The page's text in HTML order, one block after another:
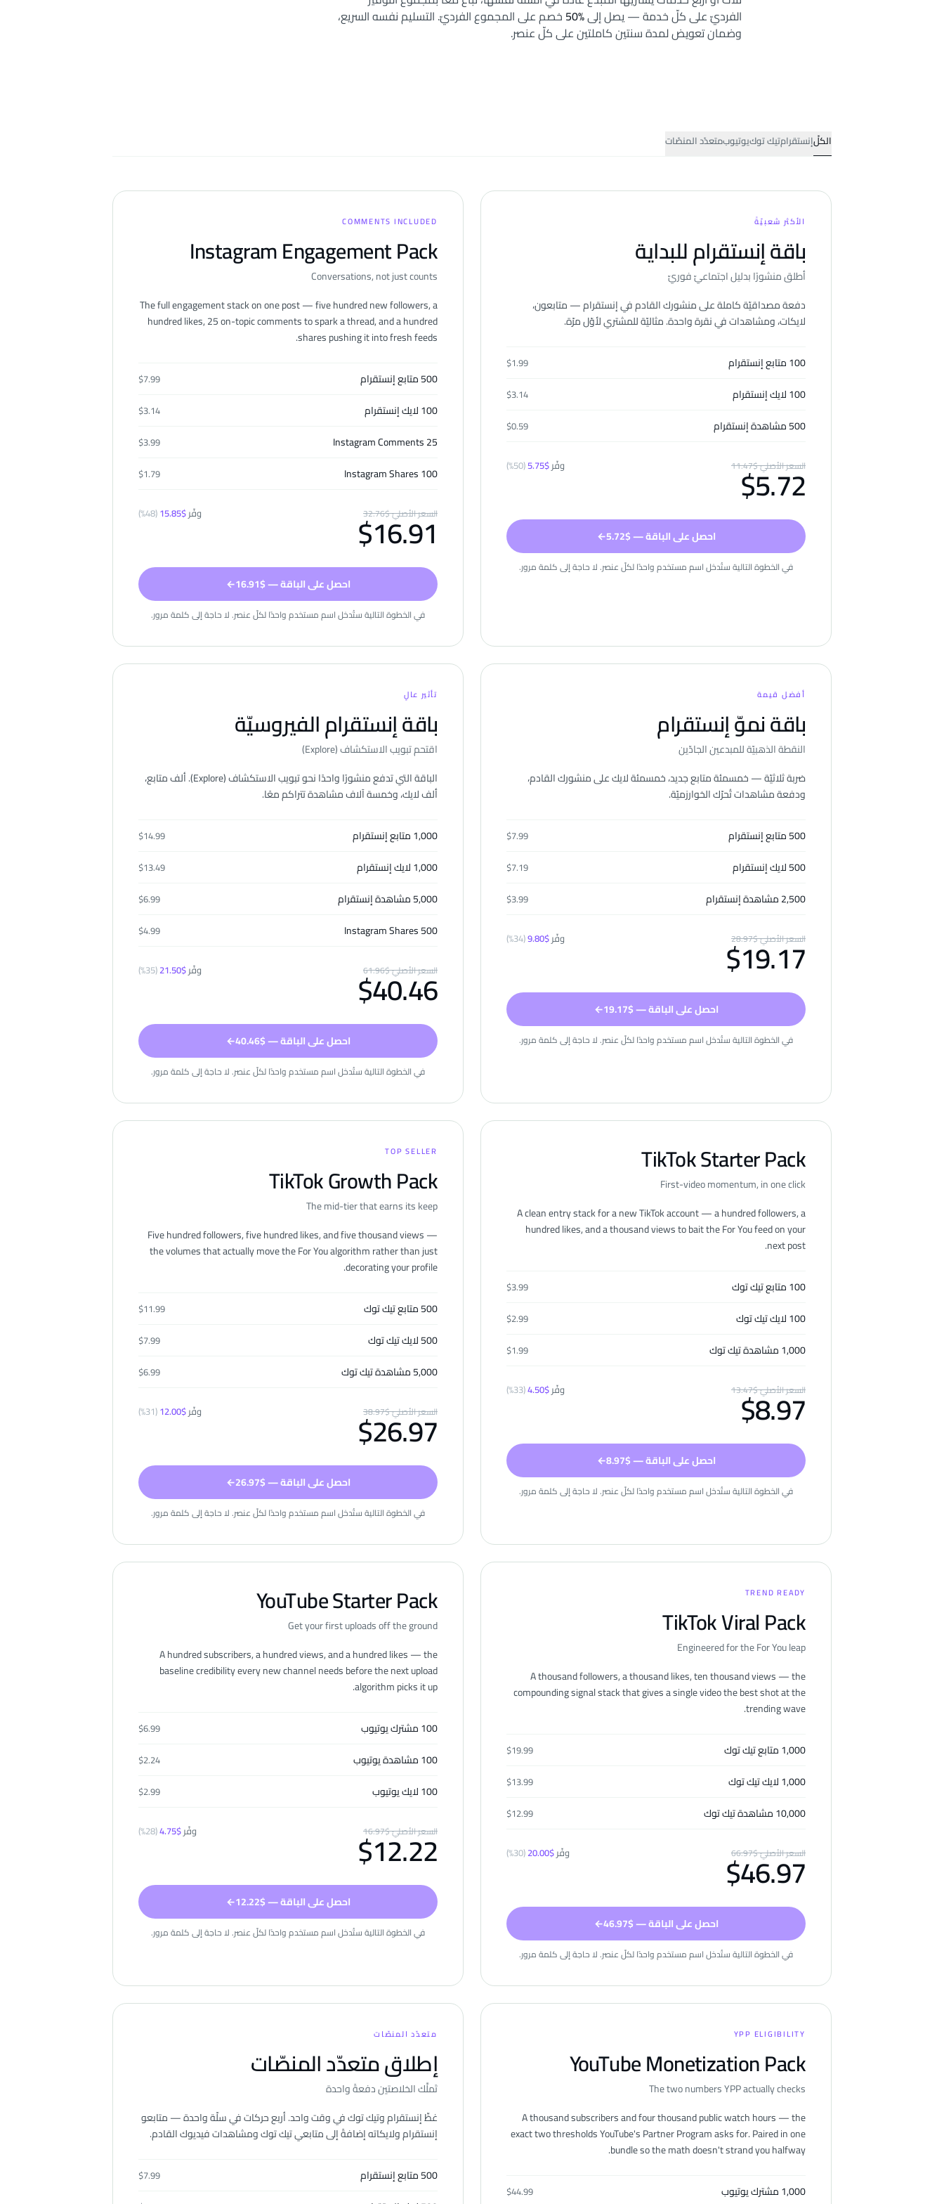
الفرديّ على كلّ خدمة — يصل إلى 50%
خصم على المجموع الفرديّ. التسليم نفسه السريع،
وضمان تعويض لمدة سنتين كاملتين على كلّ عنصر.
الكلّإنستقرامتيك توكيوتيوبمتعدّد المنصّات
الأكثر شعبيّةً
باقة إنستقرام للبداية
أطلق منشورًا بدليل اجتماعيّ فوريّ
دفعة مصداقيّة كاملة على منشورك القادم في إنستقرام — متابعون،
لايكات، ومشاهدات في نقرة واحدة. مثاليّة للمشتري لأوّل مرّة.
100 متابع إنستقرام $1.99
100 لايك إنستقرام $3.14
500 مشاهدة إنستقرام $0.59
السعر الأصليّ$
11.47
$5.72 وفّر$
5.75
(
50
%)
احصل على الباقة — $5.72 ←
في الخطوة التالية ستُدخل اسم مستخدم واحدًا لكلّ عنصر. لا حاجة إلى كلمة مرور.
COMMENTS INCLUDED
Instagram Engagement Pack
Conversations, not just counts
The full engagement stack on one post — five hundred new followers, a
hundred likes, 25 on-topic comments to spark a thread, and a hundred
shares pushing it into fresh feeds.
500 متابع إنستقرام $7.99
100 لايك إنستقرام $3.14
25 Instagram Comments
$3.99
100 Instagram Shares
$1.79
السعر الأصليّ$
32.76
$16.91 وفّر$
15.85
(
48
%)
احصل على الباقة — $16.91 ←
في الخطوة التالية ستُدخل اسم مستخدم واحدًا لكلّ عنصر. لا حاجة إلى كلمة مرور.
أفضل قيمة
باقة نموّ إنستقرام
النقطة الذهبيّة للمبدعين الجادّين
ضربة ثلاثيّة — خمسمئة متابع جديد، خمسمئة لايك على منشورك القادم،
ودفعة مشاهدات تُحرّك الخوارزميّة.
500 متابع إنستقرام $7.99
500 لايك إنستقرام $7.19
2,500 مشاهدة إنستقرام $3.99
السعر الأصليّ$
28.97
$19.17 وفّر$
9.80
(
34
%)
احصل على الباقة — $19.17 ←
في الخطوة التالية ستُدخل اسم مستخدم واحدًا لكلّ عنصر. لا حاجة إلى كلمة مرور.
تأثير عالٍ
باقة إنستقرام الفيروسيّة
اقتحم تبويب الاستكشاف (Explore)
الباقة التي تدفع منشورًا واحدًا نحو تبويب الاستكشاف (Explore). ألف متابع،
ألف لايك، وخمسة آلاف مشاهدة تتراكم معًا.
1,000 متابع إنستقرام $14.99
1,000 لايك إنستقرام $13.49
5,000 مشاهدة إنستقرام $6.99
500 Instagram Shares
$4.99
السعر الأصليّ$
61.96
$40.46 وفّر$
21.50
(
35
%)
احصل على الباقة — $40.46 ←
في الخطوة التالية ستُدخل اسم مستخدم واحدًا لكلّ عنصر. لا حاجة إلى كلمة مرور.
TikTok Starter Pack
First-video momentum, in one click
A clean entry stack for a new TikTok account — a hundred followers, a
hundred likes, and a thousand views to bait the For You feed on your
next post.
100 متابع تيك توك $3.99
100 لايك تيك توك $2.99
1,000 مشاهدة تيك توك $1.99
السعر الأصليّ$
13.47
$8.97 وفّر$
4.50
(
33
%)
احصل على الباقة — $8.97 ←
في الخطوة التالية ستُدخل اسم مستخدم واحدًا لكلّ عنصر. لا حاجة إلى كلمة مرور.
TOP SELLER
TikTok Growth Pack
The mid-tier that earns its keep
Five hundred followers, five hundred likes, and five thousand views —
the volumes that actually move the For You algorithm rather than just
decorating your profile.
500 متابع تيك توك $11.99
500 لايك تيك توك $7.99
5,000 مشاهدة تيك توك $6.99
السعر الأصليّ$
38.97
$26.97 وفّر$
12.00
(
31
%)
احصل على الباقة — $26.97 ←
في الخطوة التالية ستُدخل اسم مستخدم واحدًا لكلّ عنصر. لا حاجة إلى كلمة مرور.
TREND READY
TikTok Viral Pack
Engineered for the For You leap
A thousand followers, a thousand likes, ten thousand views — the
compounding signal stack that gives a single video the best shot at the
trending wave.
1,000 متابع تيك توك $19.99
1,000 لايك تيك توك $13.99
10,000 مشاهدة تيك توك $12.99
السعر الأصليّ$
66.97
$46.97 وفّر$
20.00
(
30
%)
احصل على الباقة — $46.97 ←
في الخطوة التالية ستُدخل اسم مستخدم واحدًا لكلّ عنصر. لا حاجة إلى كلمة مرور.
YouTube Starter Pack
Get your first uploads off the ground
A hundred subscribers, a hundred views, and a hundred likes — the
baseline credibility every new channel needs before the next upload
algorithm picks it up.
100 مشترك يوتيوب $6.99
100 مشاهدة يوتيوب $2.24
100 لايك يوتيوب $2.99
السعر الأصليّ$
16.97
$12.22 وفّر$
4.75
(
28
%)
احصل على الباقة — $12.22 ←
في الخطوة التالية ستُدخل اسم مستخدم واحدًا لكلّ عنصر. لا حاجة إلى كلمة مرور.
YPP ELIGIBILITY
YouTube Monetization Pack
The two numbers YPP actually checks
A thousand subscribers and four thousand public watch hours — the
exact two thresholds YouTube's Partner Program asks for. Paired in one
bundle so the math doesn't strand you halfway.
1,000 مشترك يوتيوب $44.99
متعدّد المنصّات
إطلاق متعدّد المنصّات
تَملَّك الخلاصتين دفعةً واحدة
غطِّ إنستقرام وتيك توك في وقت واحد. أربع حركات في سلّة واحدة — متابعو
إنستقرام ولايكاته إضافةً إلى متابعي تيك توك ومشاهدات فيديوك القادم.
500 متابع إنستقرام $7.99